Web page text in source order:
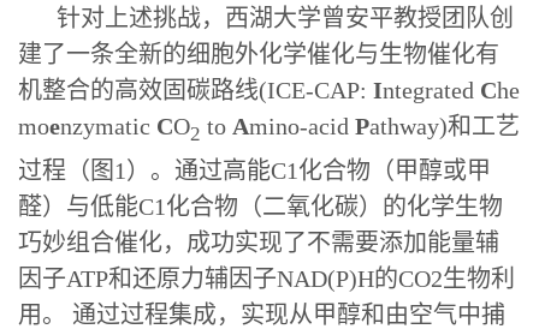
针对上述挑战，西湖大学曾安平教授团队创
建了一条全新的细胞外化学催化与生物催化有
机整合的高效固碳路线(ICE-CAP: Integrated Che
moenzymatic CO2 to Amino-acid Pathway)和工艺
过程（图1）。通过高能C1化合物（甲醇或甲
醛）与低能C1化合物（二氧化碳）的化学生物
巧妙组合催化，成功实现了不需要添加能量辅
因子ATP和还原力辅因子NAD(P)H的CO2生物利
用。 通过过程集成，实现从甲醇和由空气中捕